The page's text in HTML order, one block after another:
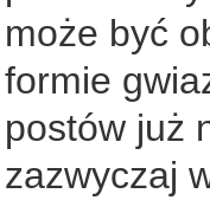
może być
formie
postów już
zazwyczaj